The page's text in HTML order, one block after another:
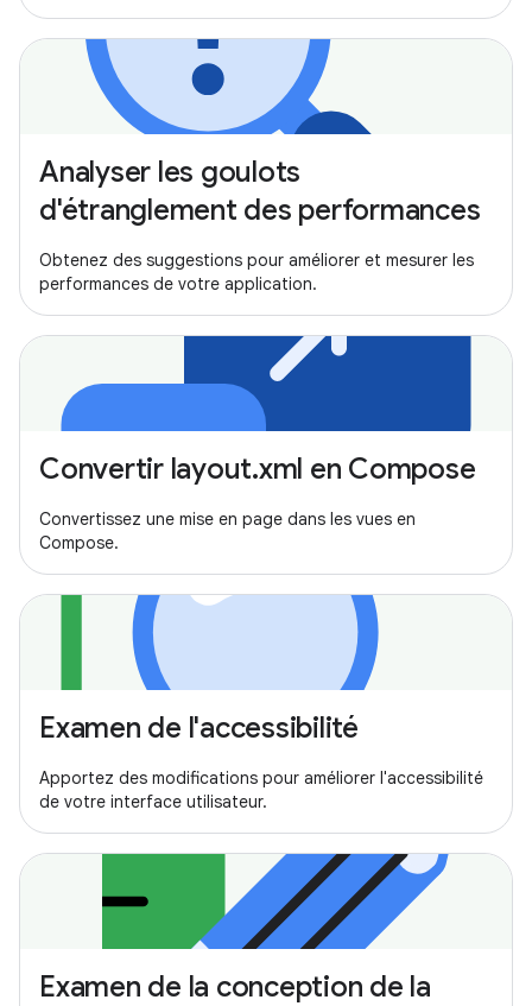
Analyser les goulots
d'étranglement des performances
Obtenez des suggestions pour améliorer et mesurer les
performances de votre application.
Convertir layout.xml en Compose
Convertissez une mise en page dans les vues en
Compose.
Examen de l'accessibilité
Apportez des modifications pour améliorer l'accessibilité
de votre interface utilisateur.
Examen de la conception de la